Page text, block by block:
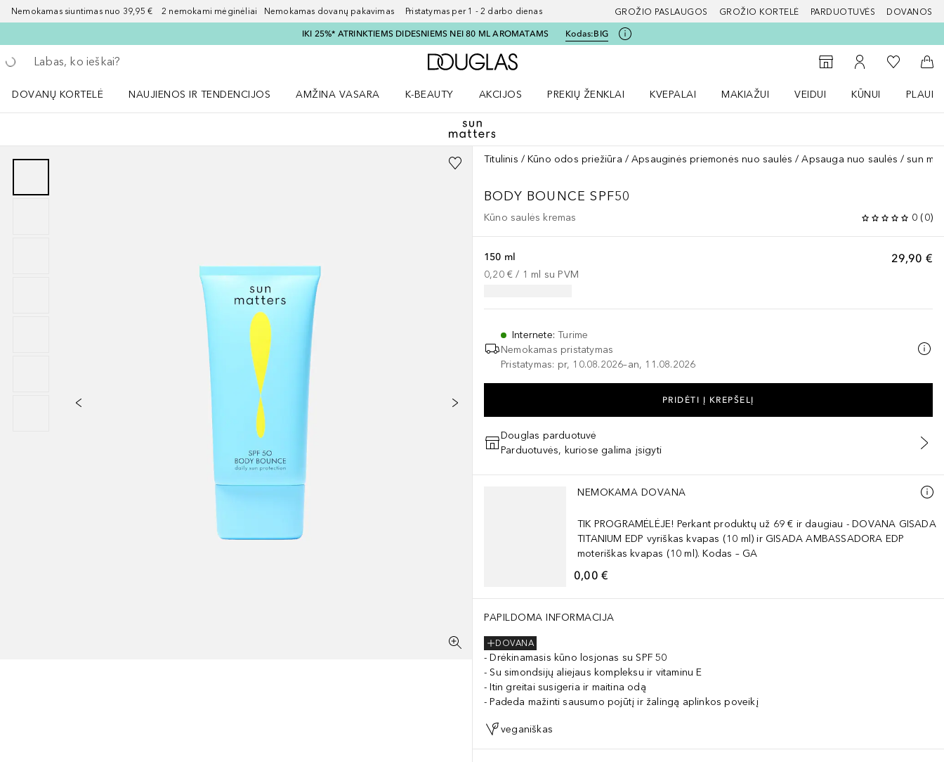
Nemokamas siuntimas nuo 39,95 € 2 nemokami mėginėliai Nemokamas dovanų pakavimas Pristatymas per 1 - 2 darbo dienas GROŽIO PASLAUGOS GROŽIO KORTELĖ PARDUOTUVĖS DOVANOS
IKI 25%* ATRINKTIEMS DIDESNIEMS NEI 80 ML AROMATAMS Kodas:BIG
Grįžk atgal
Vykdykite paiešką
Į Douglas pagrindinį puslapį
Į parduotuvių paiešką
Į mano paskyrą
Į mano
Į
DOVANŲ KORTELĖ
NAUJIENOS IR TENDENCIJOS
AMŽINA VASARA
K-BEAUTY
AKCIJOS
PREKIŲ ŽENKLAI
KVEPALAI
MAKIAŽUI
VEIDUI
KŪNUI
Titulinis Kūno odos priežiūra Apsauginės priemonės nuo saulės Apsauga nuo saulės sun
BODY BOUNCE SPF50
Kūno saulės kremas 0 (0)
29,90 €
150 ml
0,20 € / 1 ml su PVM
Internete:Turime
Nemokamas pristatymas
Pristatymas: pr, 10.08.2026–an, 11.08.2026
PRIDĖTI Į KREPŠELĮ
Douglas parduotuvė
Parduotuvės, kuriose galima įsigyti
Praleisti slankiklį
NEMOKAMA DOVANA
TIK PROGRAMĖLĖJE! Perkant produktų už 69 € ir daugiau - DOVANA GISADA
TITANIUM EDP vyriškas kvapas (10 ml) ir GISADA AMBASSADORA EDP
moteriškas kvapas (10 ml). Kodas – GA
0,00 €
PAPILDOMA INFORMACIJA
DOVANA
Drėkinamasis kūno losjonas su SPF 50
Su simondsijų aliejaus kompleksu ir vitaminu E
Itin greitai susigeria ir maitina odą
Padeda mažinti sausumo pojūtį ir žalingą aplinkos poveikį
veganiškas